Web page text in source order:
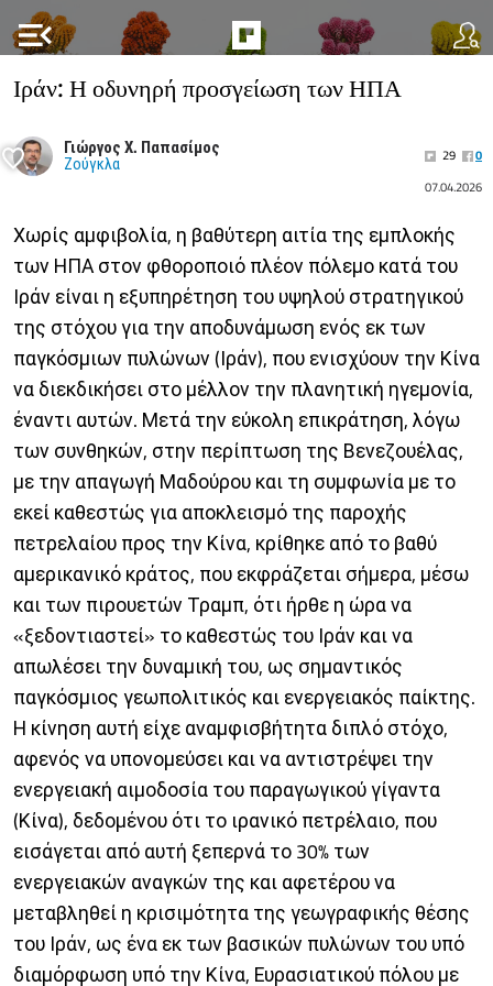
menu_open
Ιράν: Η οδυνηρή προσγείωση των ΗΠΑ
Γιώργος Χ. Παπασίμος
Ζούγκλα 29
0
07.04.2026
Χωρίς αμφιβολία, η βαθύτερη αιτία της εμπλοκής
των ΗΠΑ στον φθοροποιό πλέον πόλεμο κατά του
Ιράν είναι η εξυπηρέτηση του υψηλού στρατηγικού
της στόχου για την αποδυνάμωση ενός εκ των
παγκόσμιων πυλώνων (Ιράν), που ενισχύουν την Κίνα
να διεκδικήσει στο μέλλον την πλανητική ηγεμονία,
έναντι αυτών. Μετά την εύκολη επικράτηση, λόγω
των συνθηκών, στην περίπτωση της Βενεζουέλας,
με την απαγωγή Μαδούρου και τη συμφωνία με το
εκεί καθεστώς για αποκλεισμό της παροχής
πετρελαίου προς την Κίνα, κρίθηκε από το βαθύ
αμερικανικό κράτος, που εκφράζεται σήμερα, μέσω
και των πιρουετών Τραμπ, ότι ήρθε η ώρα να
«ξεδοντιαστεί» το καθεστώς του Ιράν και να
απωλέσει την δυναμική του, ως σημαντικός
παγκόσμιος γεωπολιτικός και ενεργειακός παίκτης.
Η κίνηση αυτή είχε αναμφισβήτητα διπλό στόχο,
αφενός να υπονομεύσει και να αντιστρέψει την
ενεργειακή αιμοδοσία του παραγωγικού γίγαντα
(Κίνα), δεδομένου ότι το ιρανικό πετρέλαιο, που
εισάγεται από αυτή ξεπερνά το 30% των
ενεργειακών αναγκών της και αφετέρου να
μεταβληθεί η κρισιμότητα της γεωγραφικής θέσης
του Ιράν, ως ένα εκ των βασικών πυλώνων του υπό
διαμόρφωση υπό την Κίνα, Ευρασιατικού πόλου με